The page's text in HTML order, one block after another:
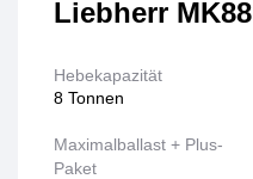
Liebherr MK88
Hebekapazität
8 Tonnen
Maximalballast + Plus-
Paket